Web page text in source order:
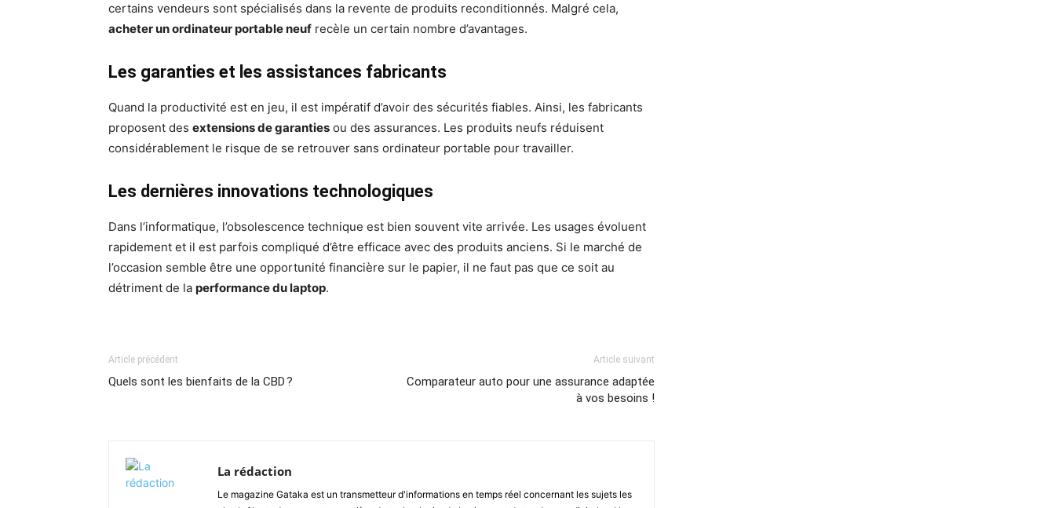
certains vendeurs sont spécialisés dans la revente de produits reconditionnés. Malgré cela,
acheter un ordinateur portable neuf recèle un certain nombre d’avantages.
Les garanties et les assistances fabricants
Quand la productivité est en jeu, il est impératif d’avoir des sécurités fiables. Ainsi, les fabricants
proposent des extensions de garanties ou des assurances. Les produits neufs réduisent
considérablement le risque de se retrouver sans ordinateur portable pour travailler.
Les dernières innovations technologiques
Dans l’informatique, l’obsolescence technique est bien souvent vite arrivée. Les usages évoluent
rapidement et il est parfois compliqué d’être efficace avec des produits anciens. Si le marché de
l’occasion semble être une opportunité financière sur le papier, il ne faut pas que ce soit au
détriment de la performance du laptop.
Article précédent
Quels sont les bienfaits de la CBD ?
Article suivant
Comparateur auto pour une assurance adaptée
à vos besoins !
La rédaction
Le magazine Gataka est un transmetteur d'informations en temps réel concernant les sujets les